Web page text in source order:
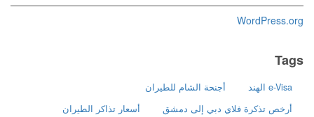
WordPress.org
Tags
e-Visa الهند
أجنحة الشام للطيران
أرخص تذكرة فلاي دبي إلى دمشق
أسعار تذاكر الطيران